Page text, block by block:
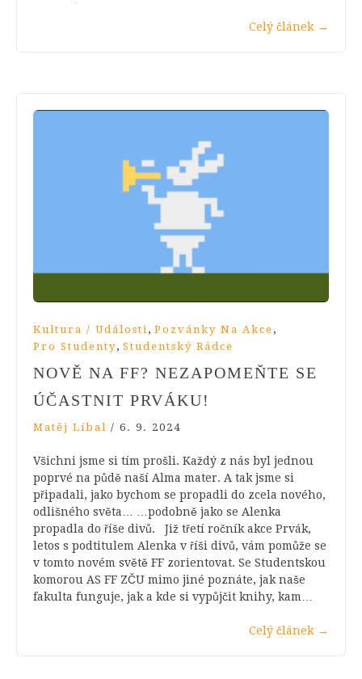
Celý článek →
Kultura / Události, Pozvánky Na Akce ,
Pro Studenty, Studentský Rádce
NOVĚ NA FF? NEZAPOMEŇTE SE
ÚČASTNIT PRVÁKU!
Matěj Líbal / 6. 9. 2024
Všichni jsme si tím prošli. Každý z nás byl jednou
poprvé na půdě naší Alma mater. A tak jsme si
připadali, jako bychom se propadli do zcela nového,
odlišného světa… …podobně jako se Alenka
propadla do říše divů. Již třetí ročník akce Prvák,
letos s podtitulem Alenka v říši divů, vám pomůže se
v tomto novém světě FF zorientovat. Se Studentskou
komorou AS FF ZČU mimo jiné poznáte, jak naše
fakulta funguje, jak a kde si vypůjčit knihy, kam…
Celý článek →